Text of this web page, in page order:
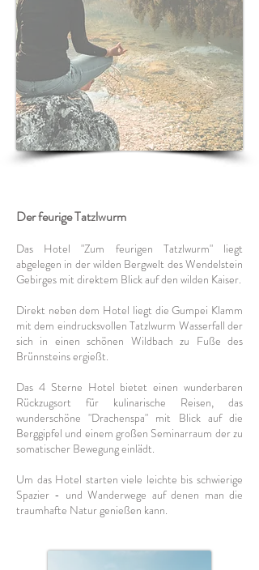
Der feurige Tatzlwurm
Das Hotel "Zum feurigen Tatzlwurm" liegt
abgelegen in der wilden Bergwelt des Wendelstein
Gebirges mit direktem Blick auf den wilden Kaiser.
Direkt neben dem Hotel liegt die Gumpei Klamm
mit dem eindrucksvollen Tatzlwurm Wasserfall der
sich in einen schönen Wildbach zu Fuße des
Brünnsteins ergießt.
Das 4 Sterne Hotel bietet einen wunderbaren
Rückzugsort für kulinarische Reisen, das
wunderschöne "Drachenspa" mit Blick auf die
Berggipfel und einem großen Seminarraum der zu
somatischer Bewegung einlädt.
Um das Hotel starten viele leichte bis schwierige
Spazier - und Wanderwege auf denen man die
traumhafte Natur genießen kann.